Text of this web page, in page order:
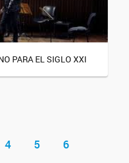
PARA EL SIGLO XXI
4 5
6